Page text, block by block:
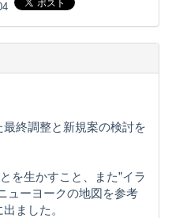
終調整と新規案の検討を
を生かすこと、また”イラ
ューヨークの地図を参考
ました。